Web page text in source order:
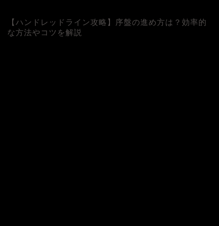
【ハンドレッドライン攻略】序盤の進め方は？効率的
な方法やコツを解説